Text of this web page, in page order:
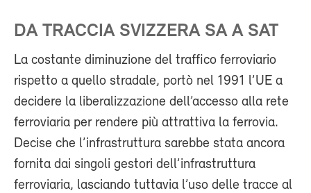
DA TRACCIA SVIZZERA SA A SAT
La costante diminuzione del traffico ferroviario
rispetto a quello stradale, portò nel 1991 l’UE a
decidere la liberalizzazione dell’accesso alla rete
ferroviaria per rendere più attrattiva la ferrovia.
Decise che l’infrastruttura sarebbe stata ancora
fornita dai singoli gestori dell’infrastruttura
ferroviaria, lasciando tuttavia l’uso delle tracce al